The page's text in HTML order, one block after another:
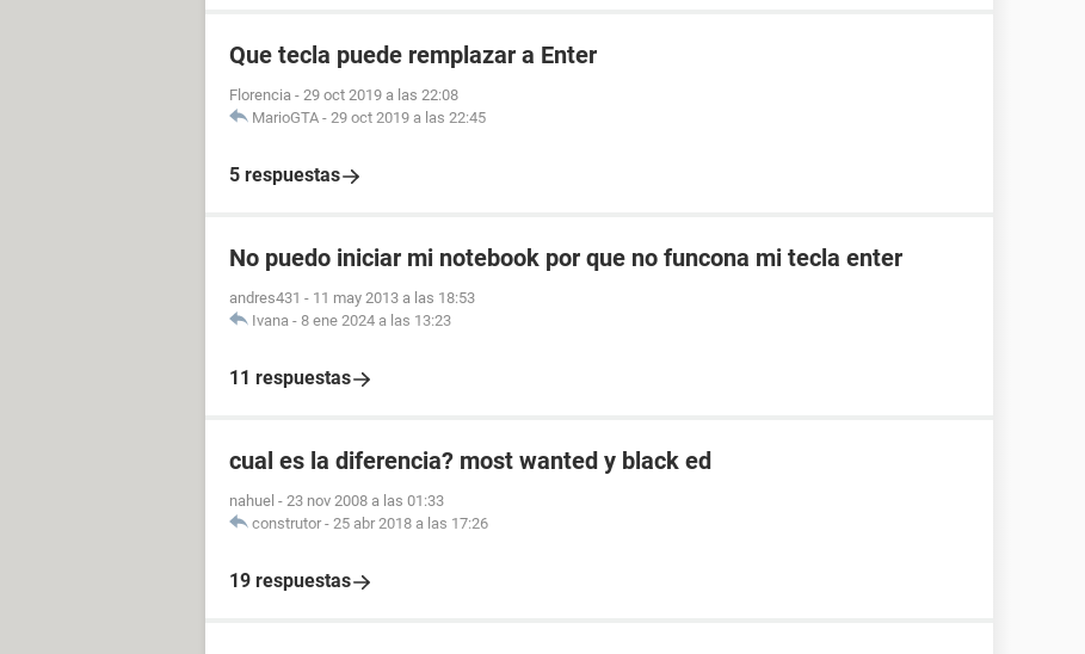
Que tecla puede remplazar a Enter
Florencia - 29 oct 2019 a las 22:08
MarioGTA - 29 oct 2019 a las 22:45
5 respuestas
No puedo iniciar mi notebook por que no funcona mi tecla enter
andres431 - 11 may 2013 a las 18:53
Ivana - 8 ene 2024 a las 13:23
11 respuestas
cual es la diferencia? most wanted y black ed
nahuel - 23 nov 2008 a las 01:33
construtor - 25 abr 2018 a las 17:26
19 respuestas